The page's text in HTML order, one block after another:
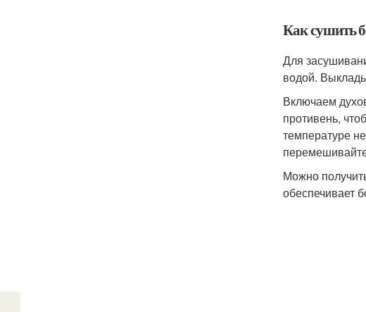
Как сушить
Для
водой.
Включаем
противень,
температуре
Можно
обеспечивает